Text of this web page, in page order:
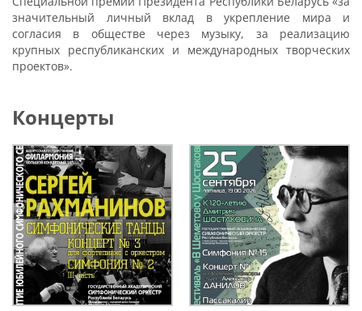
значительный личный вклад в укрепление мира и
согласия в обществе через музыку, за реализацию
крупных республиканских и международных творческих
проектов».
Концерты